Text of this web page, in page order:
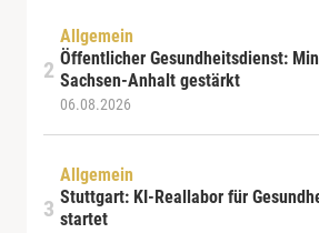
Allgemein
Öffentlicher Gesundheitsdienst:
Sachsen-Anhalt gestärkt
06.08.2026
Allgemein
Stuttgart: KI-Reallabor für
startet